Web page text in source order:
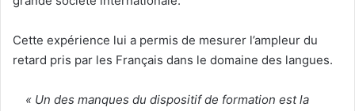
Cette expérience lui a permis de mesurer l’ampleur du
retard pris par les Français dans le domaine des langues.
« Un des manques du dispositif de formation est la